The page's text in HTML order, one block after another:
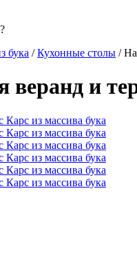
бука / Кухонные столы /
веранд и